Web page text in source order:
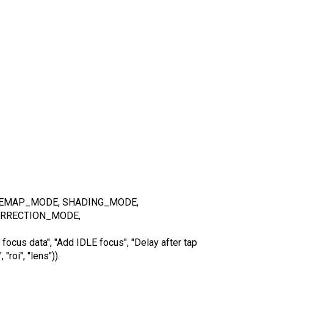
SHADING_MODE,
data", "Add IDLE focus", "Delay after tap
"roi", "lens")).